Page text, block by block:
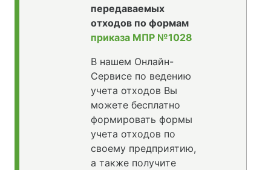
передаваемых
отходов по формам
приказа МПР №1028
В нашем Онлайн-
Сервисе по ведению
учета отходов Вы
можете бесплатно
формировать формы
учета отходов по
своему предприятию,
а также получите